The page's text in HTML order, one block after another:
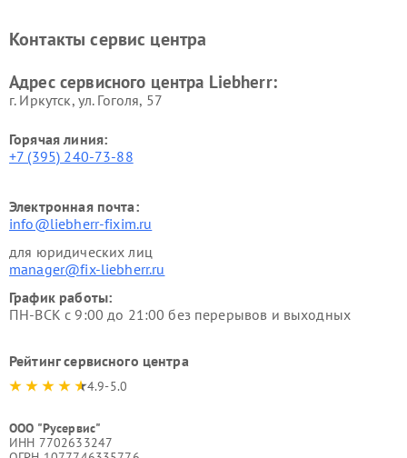
Контакты сервис центра
Адрес сервисного центра Liebherr:
г. Иркутск, ул. ​Гоголя, 57
Горячая линия:
+7 (395) 240-73-88
Электронная почта:
info@liebherr-fixim.ru
для юридических лиц
manager@fix-liebherr.ru
График работы:
ПН-ВСК с 9:00 до 21:00 без перерывов и выходных
Рейтинг сервисного центра
4.9-5.0
ООО "Русервис"
ИНН 7702633247